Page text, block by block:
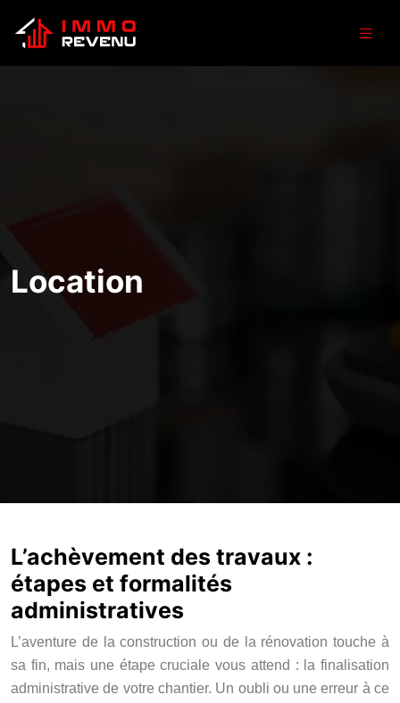
Location
L’achèvement des travaux :
étapes et formalités
administratives
L’aventure de la construction ou de la rénovation touche à
sa fin, mais une étape cruciale vous attend : la finalisation
administrative de votre chantier. Un oubli ou une erreur à ce